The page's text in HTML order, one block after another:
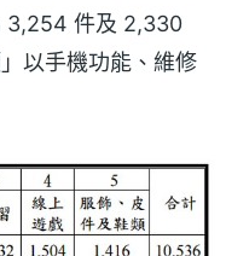
3,254 件及 2,330
以手機功能、維修